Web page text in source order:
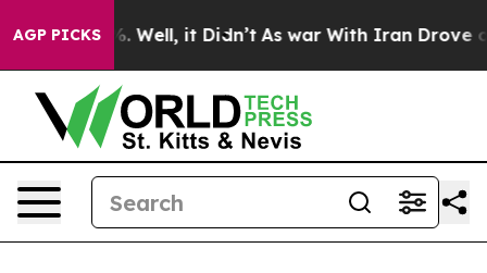
AGP PICKS
40%. Well, it Didn’t As war With Iran Drove oil